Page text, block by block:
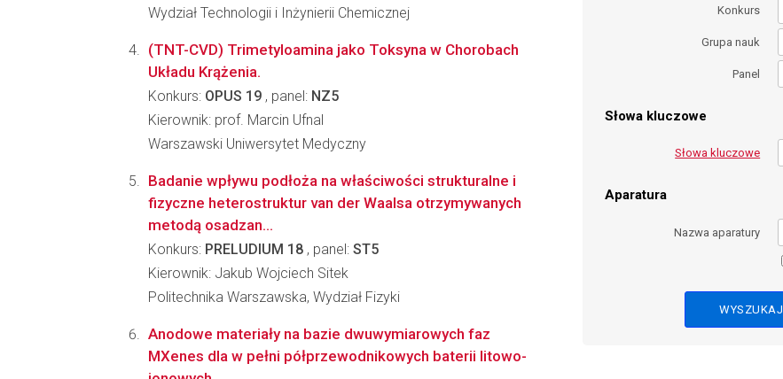
Konkurs
Grupa nauk
Panel
Słowa kluczowe
Słowa kluczowe
Aparatura
Nazwa aparatury
Wydział Technologii i Inżynierii Chemicznej
(TNT-CVD) Trimetyloamina jako Toksyna w Chorobach
Układu Krążenia.
Konkurs: OPUS 19 , panel: NZ5
Kierownik: prof. Marcin Ufnal
Warszawski Uniwersytet Medyczny
Badanie wpływu podłoża na właściwości strukturalne i
fizyczne heterostruktur van der Waalsa otrzymywanych
metodą osadzan...
Konkurs: PRELUDIUM 18 , panel: ST5
Kierownik: Jakub Wojciech Sitek
Politechnika Warszawska, Wydział Fizyki
Anodowe materiały na bazie dwuwymiarowych faz
MXenes dla w pełni półprzewodnikowych baterii litowo-